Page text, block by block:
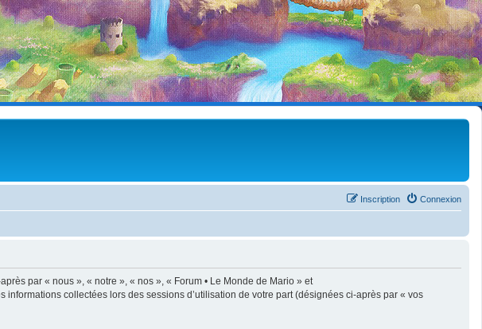
Connexion
Inscription
par « nous », « notre », « nos », « Forum • Le Monde de Mario » et
collectées lors des sessions d’utilisation de votre part (désignées ci-après par « vos